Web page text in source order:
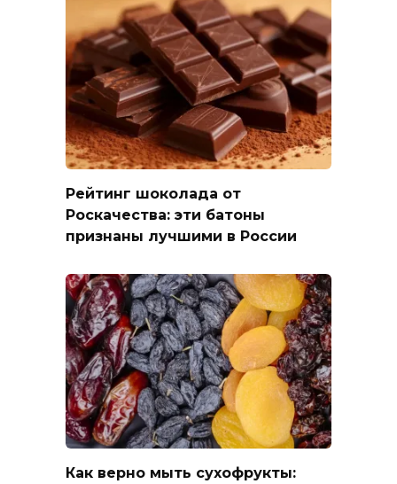
Рейтинг шоколада от
Роскачества: эти батоны
признаны лучшими в России
Как верно мыть сухофрукты: